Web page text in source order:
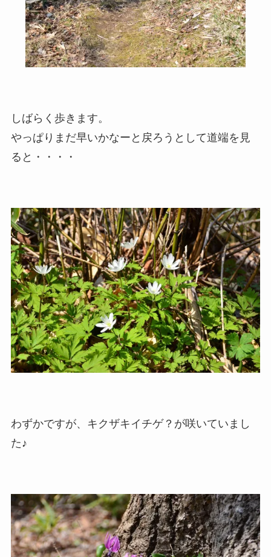
しばらく歩きます。
やっぱりまだ早いかなーと戻ろうとして道端を見
ると・・・・
わずかですが、キクザキイチゲ？が咲いていまし
た♪